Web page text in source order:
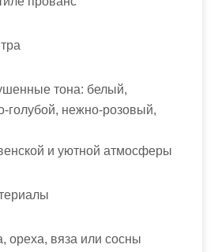
тона: белый,
голубой, нежно-розовый,
и уютной атмосферы
ореха, вяза или сосны